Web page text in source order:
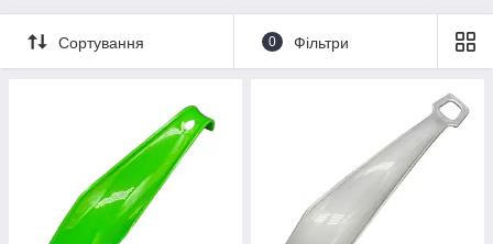
Сортування 0 Фільтри